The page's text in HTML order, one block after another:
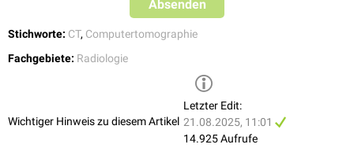
Absenden
Stichworte: CT, Computertomographie
Fachgebiete: Radiologie
Wichtiger Hinweis zu diesem Artikel
Letzter Edit:
21.08.2025, 11:01
14.925 Aufrufe